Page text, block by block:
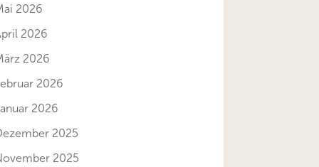
2026
2026
2026
2026
2026
2025
2025